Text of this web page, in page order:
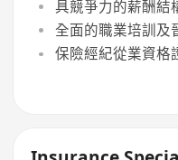
具競爭力的薪酬結
全面的職業培訓及
保險經紀從業資格